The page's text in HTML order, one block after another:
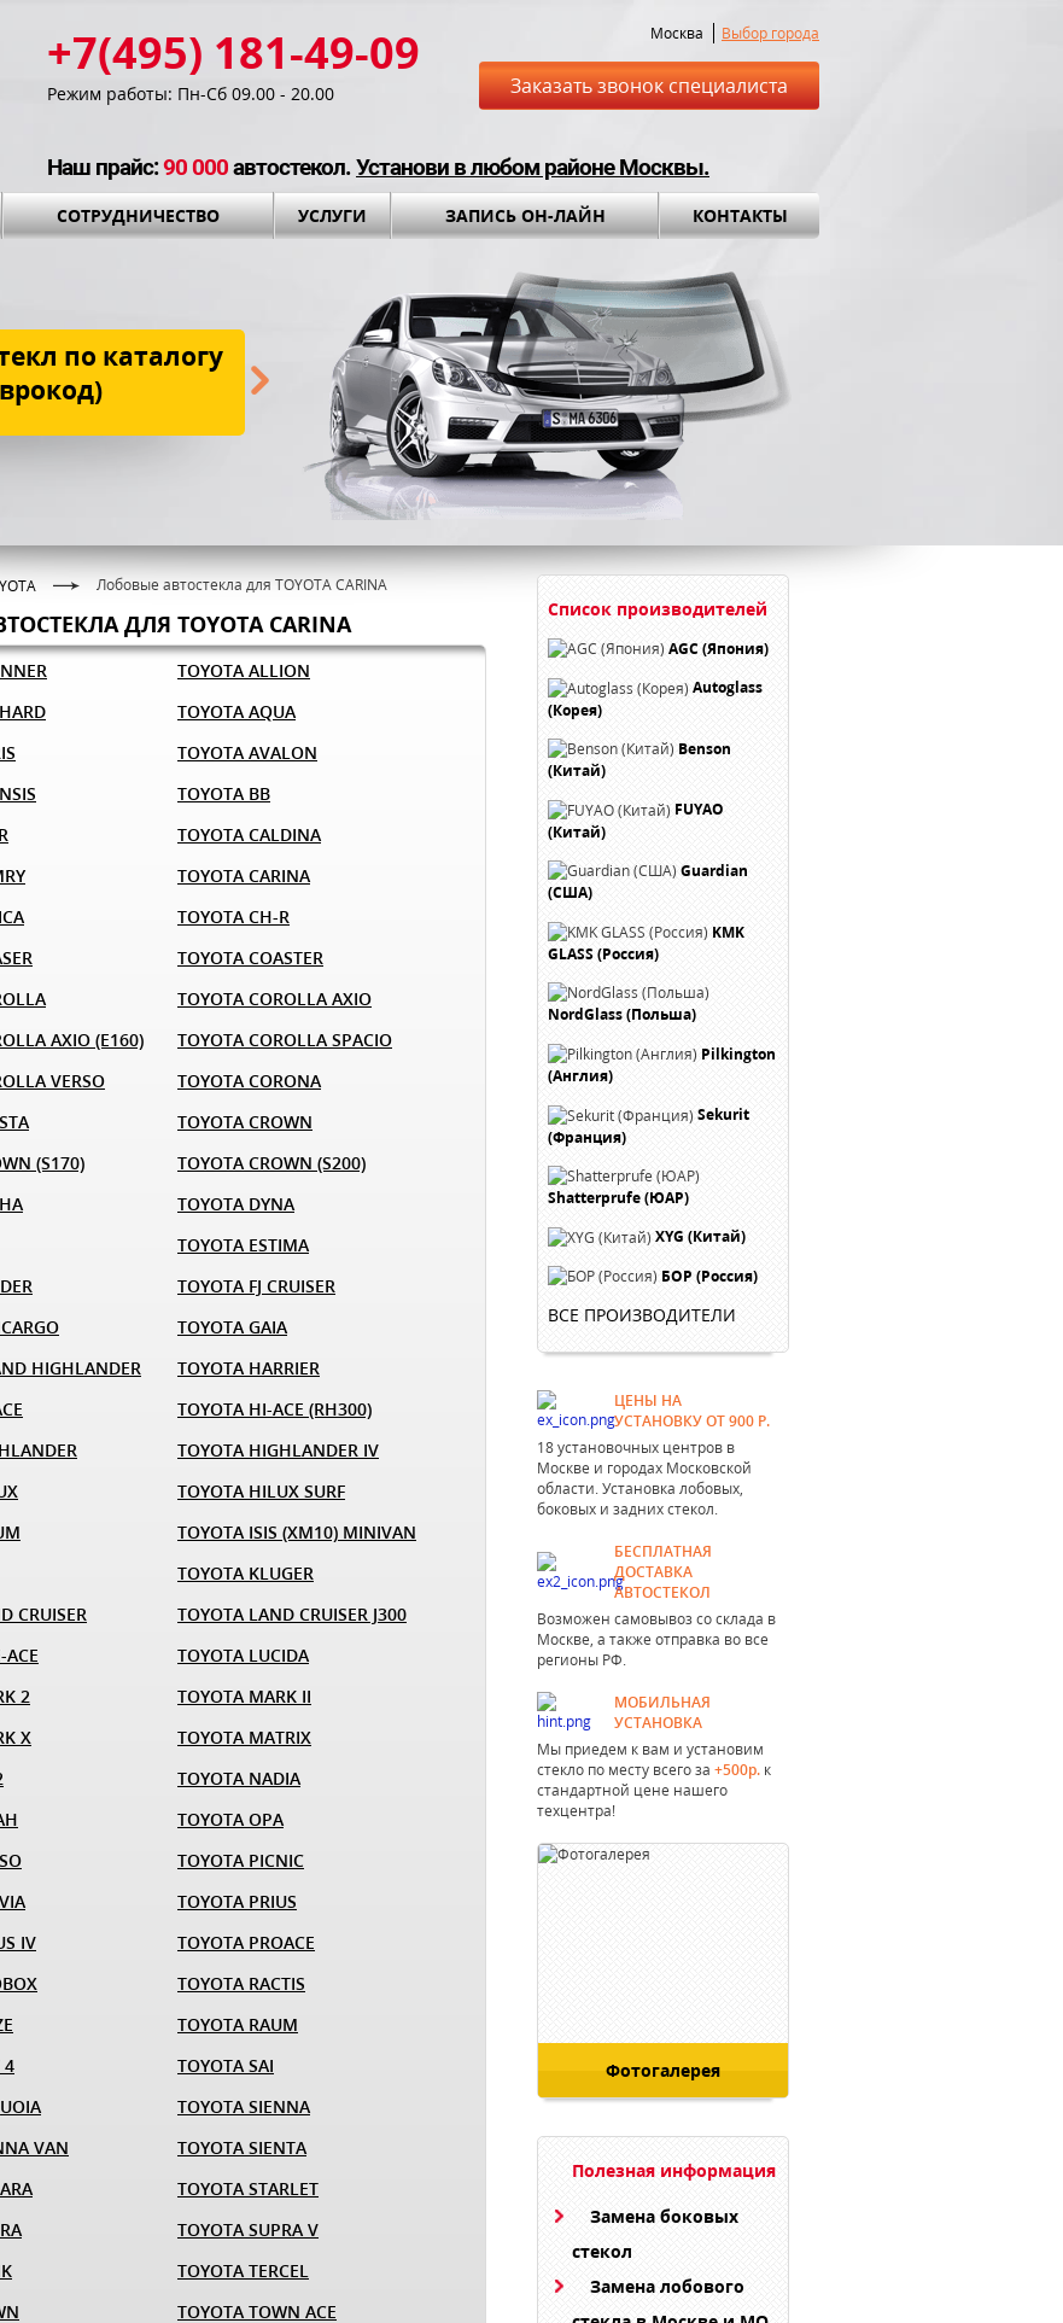
+7(495) 181-49-09
Режим работы: Пн-Сб 09.00 - 20.00
Москва Выбор города
Заказать звонок специалиста
Наш прайс:90 000автостекол.Установи в любом районе Москвы.
СОТРУДНИЧЕСТВО УСЛУГИ ЗАПИСЬ ОН-ЛАЙН КОНТАКТЫ
по каталогу
Бесплатная доставка до места
установки и установочный комплект вПОДАРОК!
Лобовые автостекла для TOYOTA CARINA
ДЛЯ TOYOTA CARINA
TOYOTA ALLION
TOYOTA AQUA
TOYOTA AVALON
TOYOTA BB
TOYOTA CALDINA
TOYOTA CARINA
TOYOTA CH-R
TOYOTA COASTER
TOYOTA COROLLA AXIO
AXIO (E160)
TOYOTA COROLLA SPACIO
VERSO
TOYOTA CORONA
TOYOTA CROWN
(S170)
TOYOTA CROWN (S200)
TOYOTA DYNA
TOYOTA ESTIMA
TOYOTA FJ CRUISER
TOYOTA GAIA
HIGHLANDER
TOYOTA HARRIER
TOYOTA HI-ACE (RH300)
TOYOTA HIGHLANDER IV
TOYOTA HILUX SURF
TOYOTA ISIS (XM10) MINIVAN
TOYOTA KLUGER
CRUISER
TOYOTA LAND CRUISER J300
ACE
TOYOTA LUCIDA
2
TOYOTA MARK II
X
TOYOTA MATRIX
TOYOTA NADIA
TOYOTA OPA
TOYOTA PICNIC
TOYOTA PRIUS
IV
TOYOTA PROACE
TOYOTA RACTIS
TOYOTA RAUM
4
TOYOTA SAI
TOYOTA SIENNA
VAN
TOYOTA SIENTA
TOYOTA STARLET
TOYOTA SUPRA V
TOYOTA TERCEL
TOYOTA TOWN ACE
Список производителей
AGC (Япония)
Autoglass
(Корея)
Benson
(Китай)
FUYAO
(Китай)
Guardian
(США)
KMK
GLASS (Россия)
NordGlass (Польша)
Pilkington
(Англия)
Sekurit
(Франция)
Shatterprufe (ЮАР)
XYG (Китай)
БОР (Россия)
ВСЕ ПРОИЗВОДИТЕЛИ
ЦЕНЫ НА
УСТАНОВКУ ОТ 900 Р.
18 установочных центров в
Москве и городах Московской
области. Установка лобовых,
боковых и задних стекол.
БЕСПЛАТНАЯ
ДОСТАВКА
АВТОСТЕКОЛ
Возможен самовывоз со склада в
Москве, а также отправка во все
регионы РФ.
МОБИЛЬНАЯ
УСТАНОВКА
Мы приедем к вам и установим
стекло по месту всего за +500р. к
стандартной цене нашего
техцентра!
Фотогалерея
Полезная информация
Замена боковых
стекол
Замена лобового